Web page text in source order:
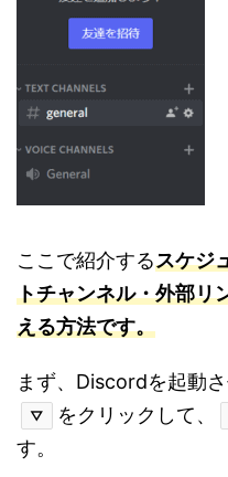
ここで紹介するスケジ
トチャンネル・外部リ
える方法です。
まず、Discordを起動
▽ をクリックして、
す。